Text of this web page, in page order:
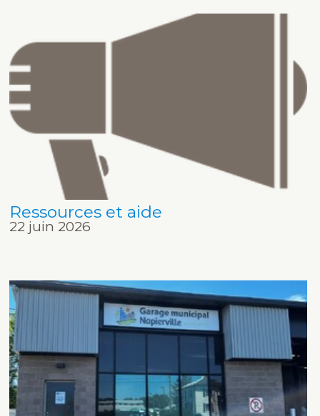
Ressources et aide
22 juin 2026